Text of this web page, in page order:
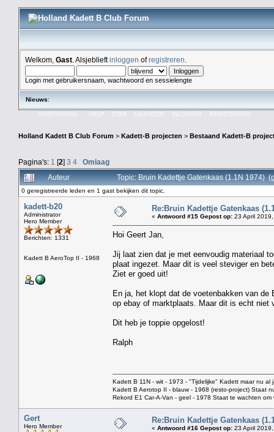
Welkom, Gast . Alsjeblieftinloggen ofregistreren
Login met gebruikersnaam, wachtwoord en sessielengte
Nieuws:
ZOEK
Holland Kadett B Club Forum > Kadett-B projecten > Bestaand Kadett-B
Pagina's: 1 [2] 3 4
Omlaag
Auteur
Topic: Bruin Kadettje Gatenkaas (1.1N 1974)
0 geregistreerde leden en 1 gast bekijken dit topic.
kadett-b20
Administrator
Hero Member
Berichten: 1331
Kadett B AeroTop II - 1968
Re:Bruin Kadettje Gatenkaas
« Antwoord #15 Gepost op: 23 April
Hoi Geert Jan,
Jij laat zien dat je met eenvoudig materiaal
plaat ingezet. Maar dit is veel steviger en
Ziet er goed uit!
En ja, het klopt dat de voetenbakken van
op ebay of marktplaats. Maar dit is echt niet
Dit heb je toppie opgelost!
Ralph
Kadett B 11N - wit - 1973 - "Tijdelijke" Kadett maar nu al
Kadett B Aerotop II - blauw - 1968 (resto-project) Staat
Rekord E1 Car-A-Van - geel - 1978 Staat te wachten
Gert
Hero Member
Re:Bruin Kadettje Gatenkaas
« Antwoord #16 Gepost op: 23 April